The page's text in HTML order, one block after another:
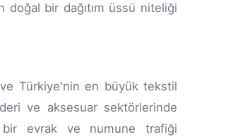
doğal bir dağıtım üssü niteliği
Türkiye'nin en büyük tekstil
ve aksesuar sektörlerinde
bir evrak ve numune trafiği